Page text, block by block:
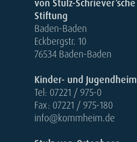
von Stulz-Schriever’sche
Stiftung
Baden-Baden
Eckbergstr. 10
76534 Baden-Baden
Kinder- und Jugendheim
Tel: 07221 / 975-0
Fax: 07221 / 975-180
info@kommheim.de